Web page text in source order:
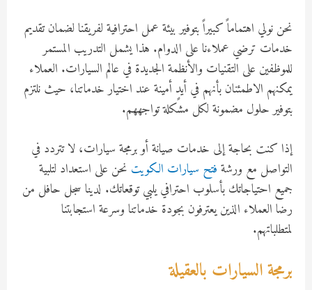
نحن نولي اهتماماً كبيراً بتوفير بيئة عمل احترافية لفريقنا لضمان تقديم
خدمات ترضي عملاءنا على الدوام. هذا يشمل التدريب المستمر
للموظفين على التقنيات والأنظمة الجديدة في عالم السيارات. العملاء
يمكنهم الاطمئنان بأنهم في أيدٍ أمينة عند اختيار خدماتنا، حيث نلتزم
بتوفير حلول مضمونة لكل مشكلة تواجههم.
إذا كنت بحاجة إلى خدمات صيانة أو برمجة سيارات، لا تتردد في
التواصل مع ورشةفتح سيارات الكويت نحن على استعداد لتلبية
جميع احتياجاتك بأسلوب احترافي يلبي توقعاتك. لدينا سجل حافل من
رضا العملاء الذين يعترفون بجودة خدماتنا وسرعة استجابتنا
لمتطلباتهم.
برمجة السيارات بالعقيلة